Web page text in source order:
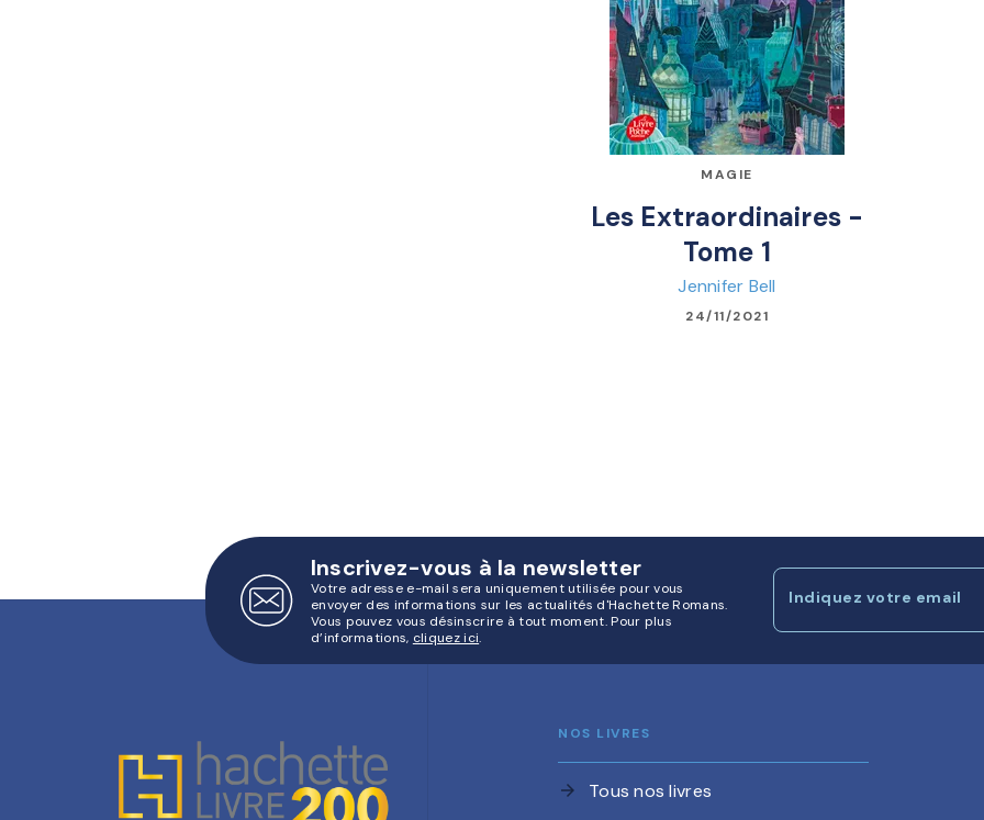
MAGIE
Les Extraordinaires -
Tome 1
Jennifer Bell
24/11/2021
Inscrivez-vous à la newsletter
Votre adresse e-mail sera uniquement utilisée pour vous
envoyer des informations sur les actualités d'Hachette Romans.
Vous pouvez vous désinscrire à tout moment. Pour plus
d’informations, cliquez ici.
Indiquez votre email
NOS LIVRES
arrow_forward Tous nos livres